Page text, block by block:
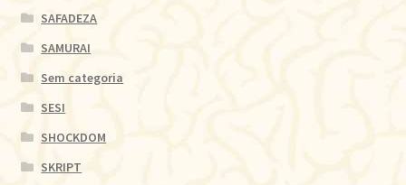
SAFADEZA
SAMURAI
Sem categoria
SESI
SHOCKDOM
SKRIPT